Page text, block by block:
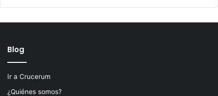
Blog
Ir a Crucerum
¿Quiénes somos?